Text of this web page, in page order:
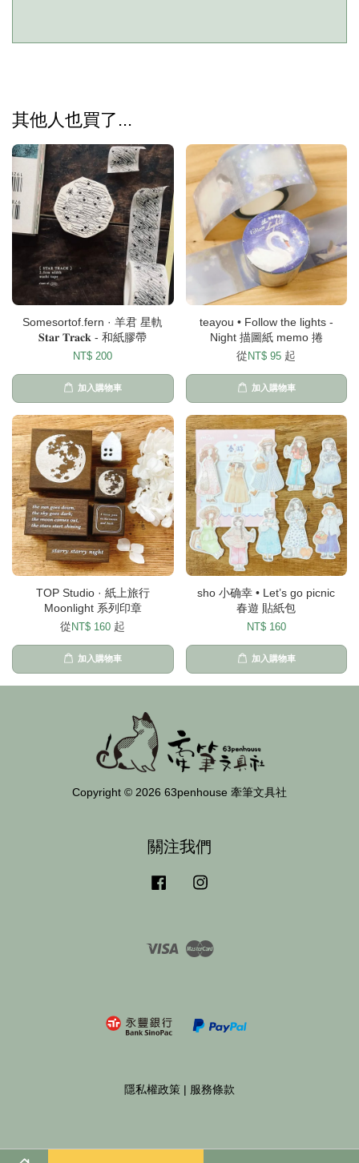
其他人也買了...
Somesortof.fern · 羊君 星軌
𝐒𝐭𝐚𝐫 𝐓𝐫𝐚𝐜𝐤 - 和紙膠帶
NT$ 200
加入購物車
teayou • Follow the lights -
Night 描圖紙 memo 捲
從 NT$ 95 起
加入購物車
TOP Studio · 紙上旅行
Moonlight 系列印章
從 NT$ 160 起
加入購物車
sho 小确幸 • Let’s go picnic
春遊 貼紙包
NT$ 160
加入購物車
Copyright © 2026 63penhouse 牽筆文具社
關注我們
Facebook
Visa Master
隱私權政策 服務條款